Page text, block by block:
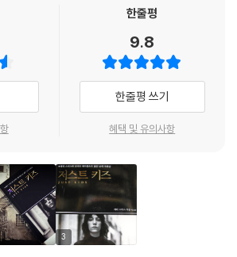
, 그건 모델들이 그를 신뢰했기 때문에 가능했다.
라 섹슈얼리티를 예술의 영역으로 끌어들이는 데
시도한 적이 없는 일이었다. 예술가로서 로버트
어느 누구도 생각지 못한 창조적인 작업을 하는
버트가 촬영하는 건 더 말할 나위가 없는 일이었
지만, 내가 바란 건 진실해야 한다는 점이었다.
구한 건 티 하나 없이 깔끔한 셔츠를 입고 싶다
에 그는 내게 밀착사진을 보여주며 말했다. “이
그 사진을 보면, 내가 보이지 않는다. 그날의 우
321
저’였지만, 이들은 각자의 작업에 매진하며 예술
씩 다가선다. 미술관 입장권을 살 돈이 없어서 한
고 밖에서 기다리던 사람에게 설명을 해주고, 코
핫도그 하나밖에 살 돈이 없어 나눠 먹는 궁색
같은 순수함과 예술에 대한 열정으로 무장한 채
션으로, 사진작가로 성장한 이들은 협업을 시도하
첫 앨범 『호시스』의 앨범 커버를 로버트 메이
쳐 입은 패티에게서 미적 아우라를 풍기는 중성
이들의 협업은 로버트가 세상을 떠나기 전까지
한 곡을 썼고, 로버트는 패티의 또 다른 앨범의
했다.)
즈』에서 예술가의 가장 중요한 태도로 ‘자신을
도 하고, 노래도 부르고……. 패티만 멋진 게 아니
가 되었다. 나는 이들의 재능을 질투한다. 아니,
임머신을 타고 날아갔으면 좋겠다. 재니스 조플린
한 클럽에서 음악을 듣고, 지미 헨드릭스의 스튜
는 1970년대 뉴욕! 내 친구들도 나도 모두 예술
꾸게 하다니 이 책이 참 사랑스럽다.
시스』에서 올해 내놓은 『뱅가』에 이르기까지
대한 조롱과 난타는 멈추지 않는다. 그처럼 역
기성 가치를 비틀어댄 여성 로커는 없었다. 이
자신의 ‘인간적’ 숨결도 내비치는 리얼 패티의
한줄평
9.8
한줄평 쓰기
혜택 및 유의사항
3